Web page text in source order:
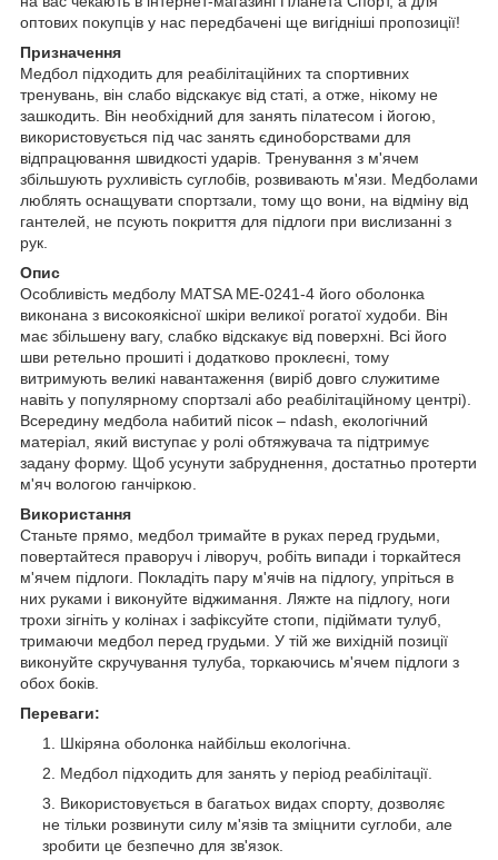
оптових покупців у нас передбачені ще вигідніші пропозиції!
Призначення
Медбол підходить для реабілітаційних та спортивних
тренувань, він слабо відскакує від статі, а отже, нікому не
зашкодить. Він необхідний для занять пілатесом і йогою,
використовується під час занять єдиноборствами для
відпрацювання швидкості ударів. Тренування з м'ячем
збільшують рухливість суглобів, розвивають м'язи. Медболами
люблять оснащувати спортзали, тому що вони, на відміну від
гантелей, не псують покриття для підлоги при вислизанні з
рук.
Опис
Особливість медболу MATSA ME-0241-4 його оболонка
виконана з високоякісної шкіри великої рогатої худоби. Він
має збільшену вагу, слабко відскакує від поверхні. Всі його
шви ретельно прошиті і додатково проклеєні, тому
витримують великі навантаження (виріб довго служитиме
навіть у популярному спортзалі або реабілітаційному центрі).
Всередину медбола набитий пісок – ndash, екологічний
матеріал, який виступає у ролі обтяжувача та підтримує
задану форму. Щоб усунути забруднення, достатньо протерти
м'яч вологою ганчіркою.
Використання
Станьте прямо, медбол тримайте в руках перед грудьми,
повертайтеся праворуч і ліворуч, робіть випади і торкайтеся
м'ячем підлоги. Покладіть пару м'ячів на підлогу, упріться в
них руками і виконуйте віджимання. Ляжте на підлогу, ноги
трохи зігніть у колінах і зафіксуйте стопи, підіймати тулуб,
тримаючи медбол перед грудьми. У тій же вихідній позиції
виконуйте скручування тулуба, торкаючись м'ячем підлоги з
обох боків.
Переваги:
Шкіряна оболонка найбільш екологічна.
Медбол підходить для занять у період реабілітації.
Використовується в багатьох видах спорту, дозволяє
не тільки розвинути силу м'язів та зміцнити суглоби, але
зробити це безпечно для зв'язок.